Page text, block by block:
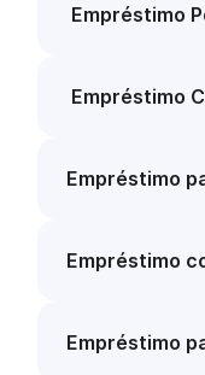
Empréstimo
Empréstimo
Empréstimo
Empréstimo
Empréstimo